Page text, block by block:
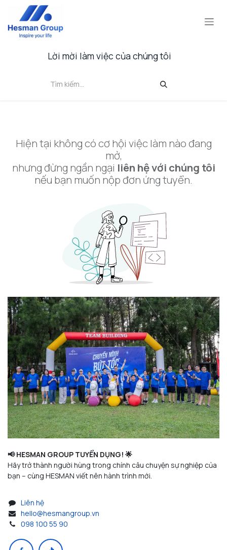
Bỏ qua để đến Nội dung
Lời mời làm việc của chúng tôi
Hiện tại không có cơ hội việc làm nào đang
mở,
nhưng đừng ngần ngại liên hệ với chúng tôi
nếu bạn muốn nộp đơn ứng tuyển.
📢 HESMAN GROUP TUYỂN DỤNG! 🌟
Hãy trở thành người hùng trong chính câu chuyện sự nghiệp của
bạn – cùng HESMAN viết nên hành trình mới.
Liên hệ
hello@hesmangroup.vn
098 100 55 90